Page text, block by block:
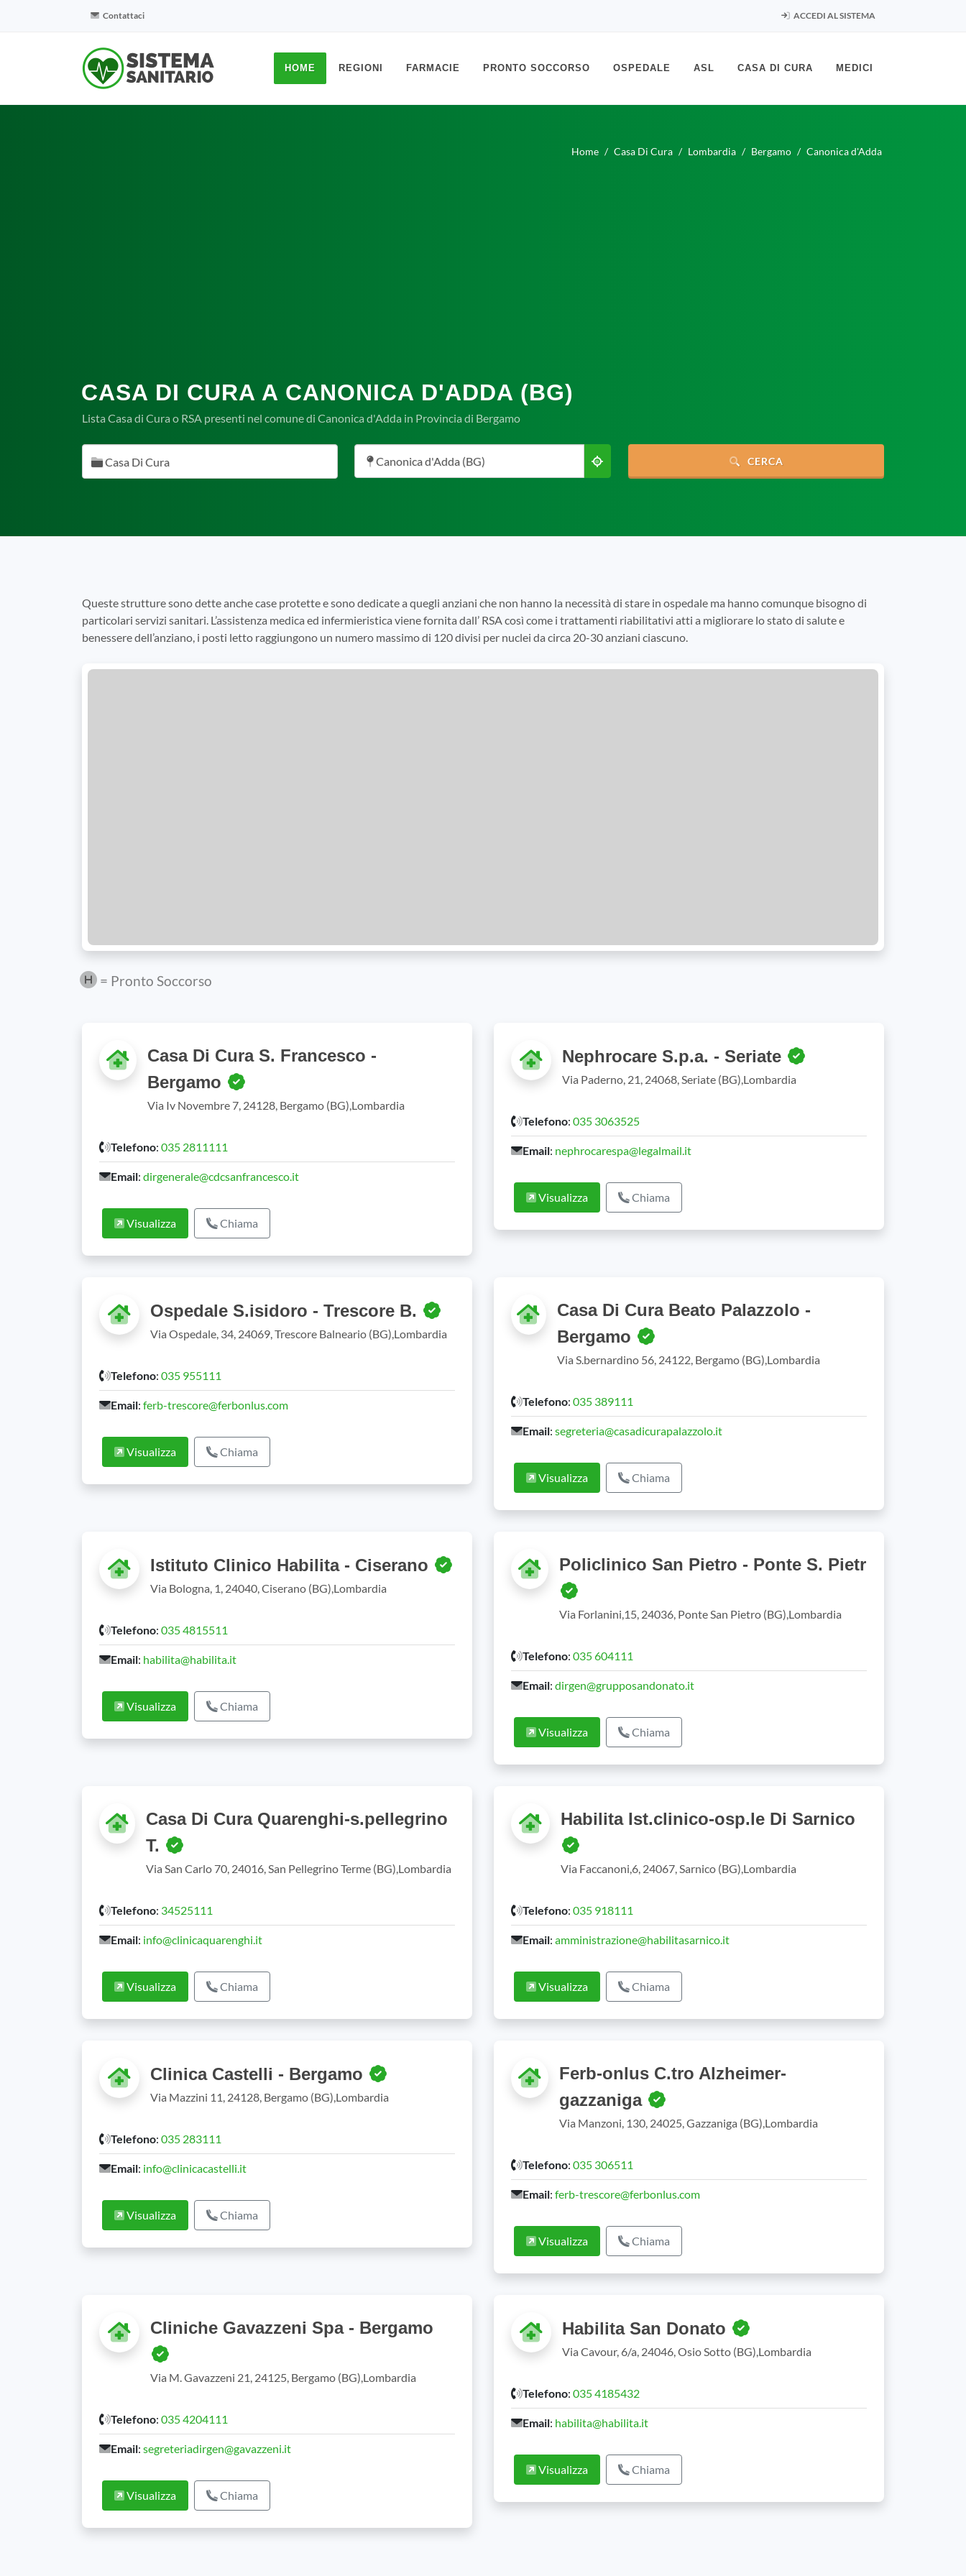
Contattaci ACCEDI AL SISTEMA
HOME REGIONI FARMACIE PRONTO SOCCORSO OSPEDALE ASL CASA DI CURA MEDICI
Home Casa Di Cura Lombardia Bergamo Canonica d'Adda
CASA DI CURA A CANONICA D'ADDA (BG)
Lista Casa di Cura o RSA presenti nel comune di Canonica d'Adda in Provincia di Bergamo
Casa Di Cura Canonica d'Adda (BG) CERCA
Queste strutture sono dette anche case protette e sono dedicate a quegli anziani che non hanno la necessità di stare in ospedale ma hanno comunque bisogno di
particolari servizi sanitari. L’assistenza medica ed infermieristica viene fornita dall’ RSA così come i trattamenti riabilitativi atti a migliorare lo stato di salute e
benessere dell’anziano, i posti letto raggiungono un numero massimo di 120 divisi per nuclei da circa 20-30 anziani ciascuno.
= Pronto Soccorso
Casa Di Cura S. Francesco -
Bergamo
Via Iv Novembre 7, 24128, Bergamo (BG),Lombardia
Telefono: 035 2811111
Email: dirgenerale@cdcsanfrancesco.it
Visualizza Chiama
Nephrocare S.p.a. - Seriate
Via Paderno, 21, 24068, Seriate (BG),Lombardia
Telefono: 035 3063525
Email: nephrocarespa@legalmail.it
Visualizza Chiama
Ospedale S.isidoro - Trescore B.
Via Ospedale, 34, 24069, Trescore Balneario (BG),Lombardia
Telefono: 035 955111
Email: ferb-trescore@ferbonlus.com
Visualizza Chiama
Casa Di Cura Beato Palazzolo -
Bergamo
Via S.bernardino 56, 24122, Bergamo (BG),Lombardia
Telefono: 035 389111
Email: segreteria@casadicurapalazzolo.it
Visualizza Chiama
Istituto Clinico Habilita - Ciserano
Via Bologna, 1, 24040, Ciserano (BG),Lombardia
Telefono: 035 4815511
Email: habilita@habilita.it
Visualizza Chiama
Policlinico San Pietro - Ponte S. Pietr
Via Forlanini,15, 24036, Ponte San Pietro (BG),Lombardia
Telefono: 035 604111
Email: dirgen@grupposandonato.it
Visualizza Chiama
Casa Di Cura Quarenghi-s.pellegrino
T.
Via San Carlo 70, 24016, San Pellegrino Terme (BG),Lombardia
Telefono: 34525111
Email: info@clinicaquarenghi.it
Visualizza Chiama
Habilita Ist.clinico-osp.le Di Sarnico
Via Faccanoni,6, 24067, Sarnico (BG),Lombardia
Telefono: 035 918111
Email: amministrazione@habilitasarnico.it
Visualizza Chiama
Clinica Castelli - Bergamo
Via Mazzini 11, 24128, Bergamo (BG),Lombardia
Telefono: 035 283111
Email: info@clinicacastelli.it
Visualizza Chiama
Ferb-onlus C.tro Alzheimer-
gazzaniga
Via Manzoni, 130, 24025, Gazzaniga (BG),Lombardia
Telefono: 035 306511
Email: ferb-trescore@ferbonlus.com
Visualizza Chiama
Cliniche Gavazzeni Spa - Bergamo
Via M. Gavazzeni 21, 24125, Bergamo (BG),Lombardia
Telefono: 035 4204111
Email: segreteriadirgen@gavazzeni.it
Visualizza Chiama
Habilita San Donato
Via Cavour, 6/a, 24046, Osio Sotto (BG),Lombardia
Telefono: 035 4185432
Email: habilita@habilita.it
Visualizza Chiama